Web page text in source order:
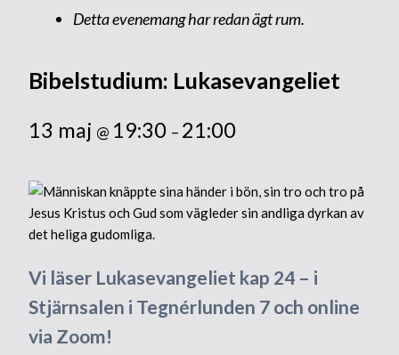
Detta evenemang har redan ägt rum.
Bibelstudium: Lukasevangeliet
13 maj @ 19:30 – 21:00
Vi läser Lukasevangeliet kap 24 – i
Stjärnsalen i Tegnérlunden 7 och online
via Zoom!